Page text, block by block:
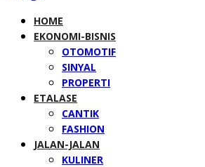
HOME
EKONOMI-BISNIS
OTOMOTIF
SINYAL
PROPERTI
ETALASE
CANTIK
FASHION
JALAN-JALAN
KULINER